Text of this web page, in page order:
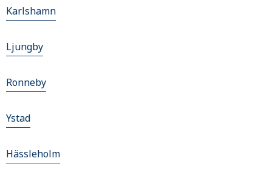
Karlshamn
Ljungby
Ronneby
Ystad
Hässleholm